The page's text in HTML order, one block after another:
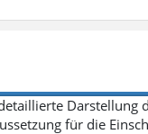
für die